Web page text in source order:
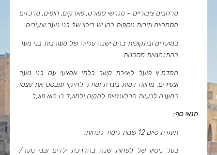
מרחבים ציבוריים – מגרשי ספורט, פארקים, חופים, מרכזים
מסחריים וזירות נוספות בהן יש ריבוי של בני נוער וצעירים.
במועדים ובתקופות בהם ישנה עלייה של מעורבות בני נוער
בהתנהגויות מסכנות.
המדמ"ץ פועל ליצירת קשר בלתי אמצעי עם בני נוער
וצעירים, מהווה דמות בוגרת ומודל לחיקוי ומבסס את עצמו
כמענה לבעיות הרלוונטיות למקום ולמועד בו הוא פועל.
תנאי סף:
תעודת סיום 12 שנות לימוד לפחות.
בעל ניסיון של לפחות שנה בהדרכת ילדים ובני נוער/